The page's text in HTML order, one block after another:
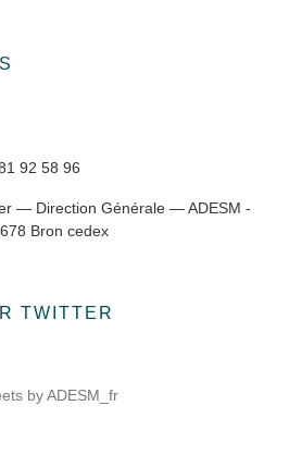
92 58 96
— Direction Générale — ADESM -
Bron cedex
TWITTER
by ADESM_fr